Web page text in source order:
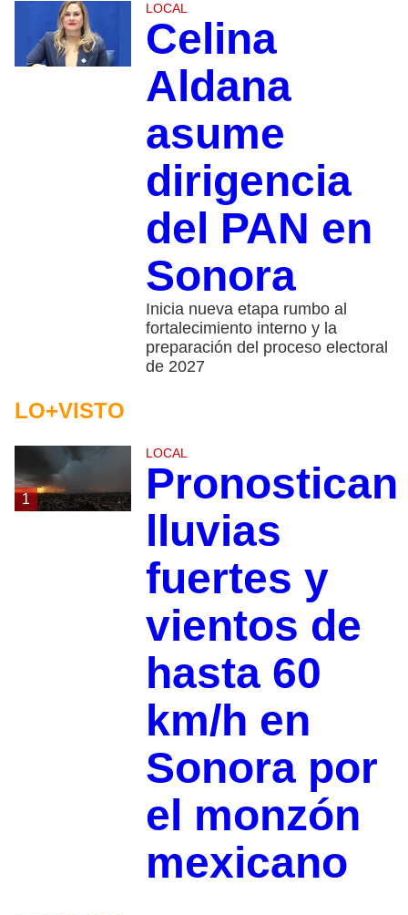
LOCAL
Celina
Aldana
asume
dirigencia
del PAN en
Sonora
Inicia nueva etapa rumbo al
fortalecimiento interno y la
preparación del proceso electoral
de 2027
LO+VISTO
1
LOCAL
Pronostican
lluvias
fuertes y
vientos de
hasta 60
km/h en
Sonora por
el monzón
mexicano